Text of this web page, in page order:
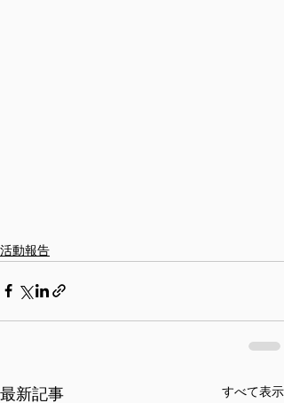
活動報告
最新記事 すべて表示